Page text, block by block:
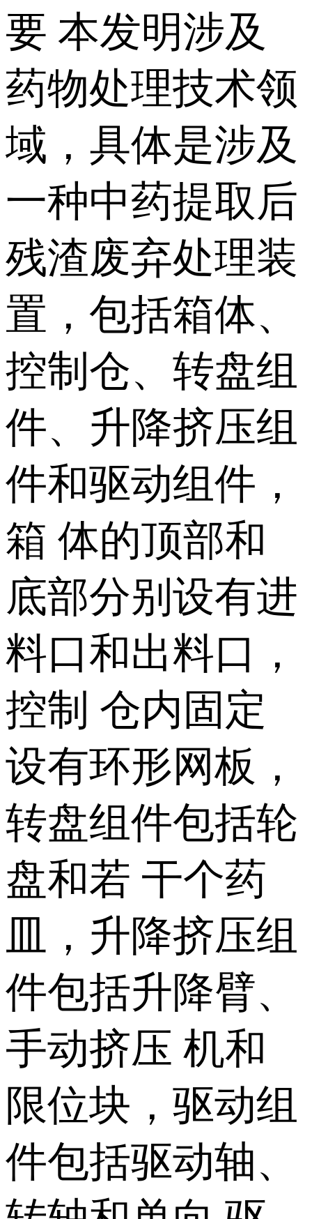
要 本发明涉及
药物处理技术领
域，具体是涉及
一种中药提取后
残渣废弃处理装
置，包括箱体、
控制仓、转盘组
件、升降挤压组
件和驱动组件，
箱 体的顶部和
底部分别设有进
料口和出料口，
控制 仓内固定
设有环形网板，
转盘组件包括轮
盘和若 干个药
皿，升降挤压组
件包括升降臂、
手动挤压 机和
限位块，驱动组
件包括驱动轴、